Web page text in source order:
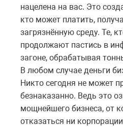
нацелена на вас. Это
кто может платить,
загрязнённую среду. Те,
продолжают пастись в
загоне, обрабатывая
В любом случае деньги
Никто сегодня не может
безнаказанно. Ведь это
мощнейшего бизнеса, от
отказаться ни